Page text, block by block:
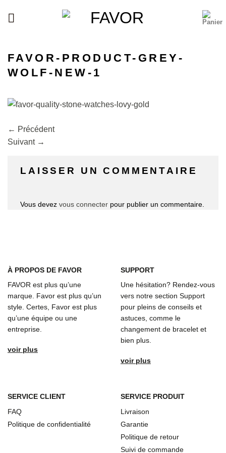
FAVOR-PRODUCT-GREY-
WOLF-NEW-1
← Précédent
Suivant →
LAISSER UN COMMENTAIRE
Vous devez vous connecter pour publier un commentaire.
À PROPOS DE FAVOR
FAVOR est plus qu’une
marque. Favor est plus qu’un
style. Certes, Favor est plus
qu’une équipe ou une
entreprise.
voir plus
SUPPORT
Une hésitation? Rendez-vous
vers notre section Support
pour pleins de conseils et
astuces, comme le
changement de bracelet et
bien plus.
voir plus
SERVICE CLIENT
FAQ
Politique de confidentialité
SERVICE PRODUIT
Livraison
Garantie
Politique de retour
Suivi de commande